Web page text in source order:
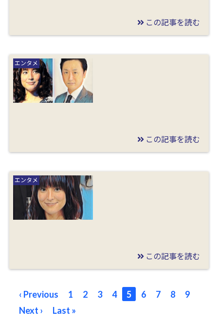
野村克也の死因や病気
の理由はなぜ？告別式
やお別れ会の日程がい
つかも調査
この記事を読む
エンタメ
鈴木杏樹と喜多村緑郎
の文春不倫キス画像や
ホテル写真！謝罪文も
全文公開！
この記事を読む
エンタメ
病名は何？ZIP生放送
中の訃報や子供はいる
この記事を読む
‹ Previous 1 2 3 4 5 6 7 8
9
Next ›
Last »